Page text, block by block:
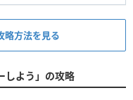
略方法を見る
しよう」の攻略